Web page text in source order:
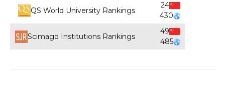
QS World University Rankings
24
430
Scimago Institutions Rankings
49
485